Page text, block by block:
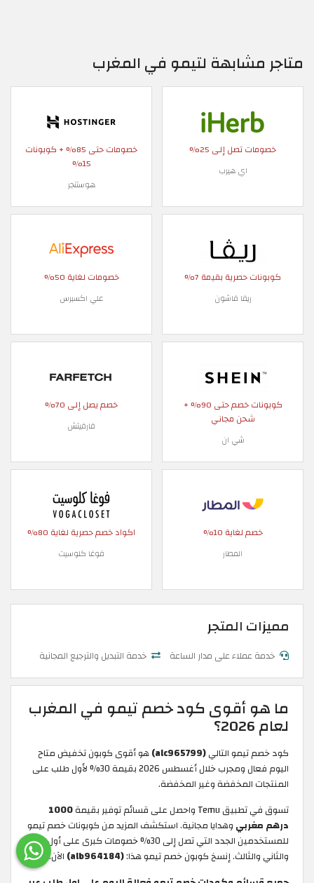
متاجر مشابهة لتيمو في المغرب
خصومات تصل إلى 25%
اي هيرب
خصومات حتى 85% + كوبونات
15%
هوستنجر
كوبونات حصرية بقيمة 7%
ريفا فاشون
خصومات لغاية 50%
علي اكسبرس
كوبونات خصم حتى 90% +
شحن مجاني
شي ان
خصم يصل إلى 70%
فارفيتش
خصم لغاية 10%
المطار
اكواد خصم حصرية لغاية 80%
فوغا كلوسيت
مميزات المتجر
خدمة عملاء على مدار الساعة خدمة التبديل والترجيع المجانية
ما هو أقوى كود خصم تيمو في المغرب
لعام 2026؟
كود خصم تيمو التالي(alc965799)
هو أقوى كوبون تخفيض متاح
اليوم فعال ومجرب خلال أغسطس 2026 بقيمة 30% لأول طلب على
المنتجات المخفضة وغير المخفضة.
تسوق في تطبيق Temu واحصل على قسائم توفير بقيمة
1000
درهم مغربي وهدايا مجانية. استكشف المزيد من كوبونات خصم تيمو
للمستخدمين الجدد التي تصل إلى 30% خصومات كبرى على أول طلب
والثاني والثالث. إنسخ كوبون خصم تيمو هذا:(alb964184)
الآن.